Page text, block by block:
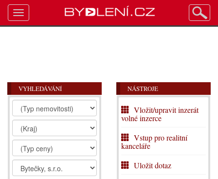
VYHLEDÁVÁNÍ NÁSTROJE
Vložit/upravit inzerát
volné inzerce
Vstup pro realitní
kanceláře
Uložit dotaz
Toggle
navigation